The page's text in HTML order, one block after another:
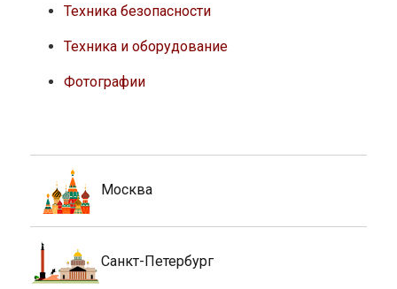
Мир
Интерьер
Инновации